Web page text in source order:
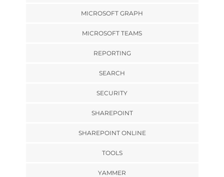
MICROSOFT GRAPH
MICROSOFT TEAMS
REPORTING
SEARCH
SECURITY
SHAREPOINT
SHAREPOINT ONLINE
TOOLS
YAMMER